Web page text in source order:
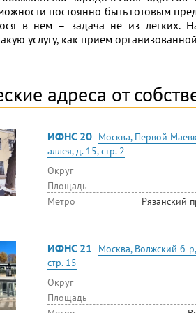
постоянно быть готовым
в нем – задача не из легких.
услугу, как прием
адреса от
ИФНС 20 Москва, Первой
аллея, д. 15, стр. 2
Округ
Площадь
Метро
Рязанский
ИФНС 21
Москва, Волжский б-
стр. 15
Округ
Площадь